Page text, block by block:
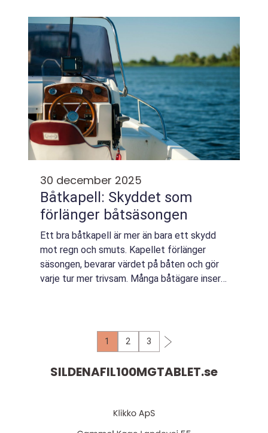
r&aum...
30 december 2025
Båtkapell: Skyddet som
förlänger båtsäsongen
Ett bra båtkapell är mer än bara ett skydd
mot regn och smuts. Kapellet förlänger
säsongen, bevarar värdet på båten och gör
varje tur mer trivsam. Många båtägare inser
1 2 3
SILDENAFIL100MGTABLET.se